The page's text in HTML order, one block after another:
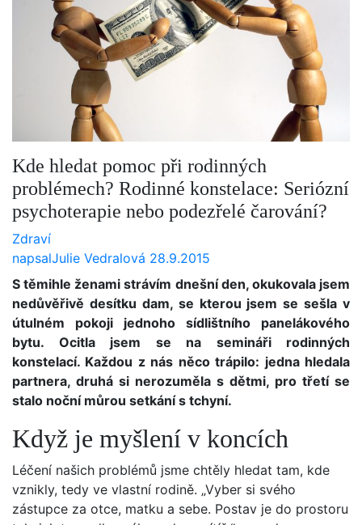
Kde hledat pomoc při rodinných
problémech? Rodinné konstelace: Seriózní
psychoterapie nebo podezřelé čarování?
Zdraví
napsalJulie Vedralová 28.9.2015
S těmihle ženami strávím dnešní den, okukovala jsem
nedůvěřivě desítku dam, se kterou jsem se sešla v
útulném pokoji jednoho sídlištního panelákového
bytu. Ocitla jsem se na semináři rodinných
konstelací. Každou z nás něco trápilo: jedna hledala
partnera, druhá si nerozuměla s dětmi, pro třetí se
stalo noční můrou setkání s tchyní.
Když je myšlení v koncích
Léčení našich problémů jsme chtěly hledat tam, kde
vznikly, tedy ve vlastní rodině. „Vyber si svého
zástupce za otce, matku a sebe. Postav je do prostoru